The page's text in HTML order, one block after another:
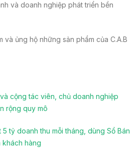
và doanh nghiệp phát triển bền
và ủng hộ những sản phẩm của C.A.B
cộng tác viên, chủ doanh nghiệp
rộng quy mô
tỷ doanh thu mỗi tháng, dùng Sổ Bán
khách hàng